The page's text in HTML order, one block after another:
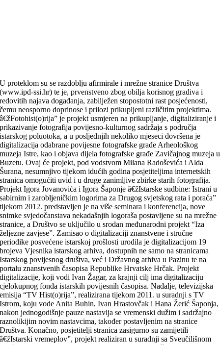
U proteklom su se razdoblju afirmirale i mrežne stranice Društva
(www.ipd-ssi.hr) te je, prvenstveno zbog obilja korisnog gradiva i
redovitih najava događanja, zabilježen stopostotni rast posjećenosti,
čemu neosporno doprinose i prilozi prikupljeni različitim projektima.
â€žFotohist(o)rija” je projekt usmjeren na prikupljanje, digitaliziranje i
prikazivanje fotografija povijesno-kulturnog sadržaja s područja
istarskog poluotoka, a u posljednjih nekoliko mjeseci dovršena je
digitalizacija odabrane povijesne fotografske građe Arheološkog
muzeja Istre, kao i objava dijela fotografske građe Zavičajnog muzeja u
Buzetu. Ovaj će projekt, pod vodstvom Milana Radoševića i Alda
Šurana, nesumnjivo tijekom idućih godina posjetiteljima internetskih
stranica omogućiti uvid i u druge zanimljive zbirke starih fotografija.
Projekt Igora Jovanovića i Igora Šaponje â€žIstarske sudbine: Istrani u
sabirnim i zarobljeničkim logorima za Drugog svjetskog rata i poraća”
tijekom 2012. predstavljen je na više seminara i konferencija, nove
snimke svjedočanstava nekadašnjih logoraša postavljene su na mrežne
stranice, a Društvo se uključilo u srodan međunarodni projekt “Iza
željezne zavjese”. Zamisao o digitalizaciji znanstvene i stručne
periodike posvećene istarskoj prošlosti urodila je digitalizacijom 19
brojeva Vjesnika istarskog arhiva, dostupnih ne samo na stranicama
Istarskog povijesnog društva, već i Državnog arhiva u Pazinu te na
portalu znanstvenih časopisa Republike Hrvatske Hrčak. Projekt
digitalizacije, koji vodi Ivan Žagar, za krajnji cilj ima digitalizaciju
cjelokupnog fonda istarskih povijesnih časopisa. Nadalje, televizijska
emisija “TV Hist(o)rija”, realizirana tijekom 2011. u suradnji s TV
Istrom, koju vode Anita Buhin, Ivan Hrastovčak i Hana Žerić Šaponja,
nakon jednogodišnje pauze nastavlja se vremenski dužim i sadržajno
raznolikijim novim nastavcima, također postavljenim na stranice
Društva. Konačno, posjetitelji stranica zasigurno su zamijetili
â€žIstarski vremeplov”, projekt realiziran u suradnji sa Sveučilišnom